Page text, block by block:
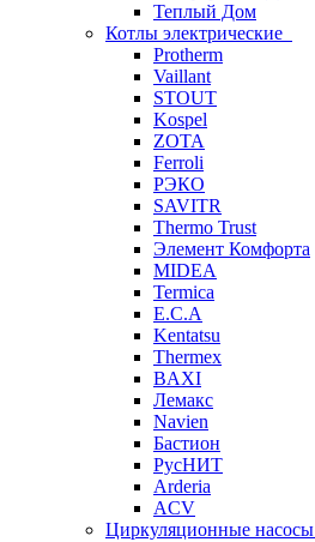
Теплый Дом
Котлы электрические
Protherm
Vaillant
STOUT
Kospel
ZOTA
Ferroli
РЭКО
SAVITR
Thermo Trust
Элемент Комфорта
MIDEA
Termica
E.C.A
Kentatsu
Thermex
BAXI
Лемакс
Navien
Бастион
РусНИТ
Arderia
ACV
Циркуляционные насосы